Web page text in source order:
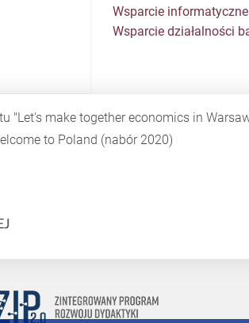
Wsparcie informatyczne
Wsparcie działalności
"Let's make together economics in
to Poland (nabór 2020)